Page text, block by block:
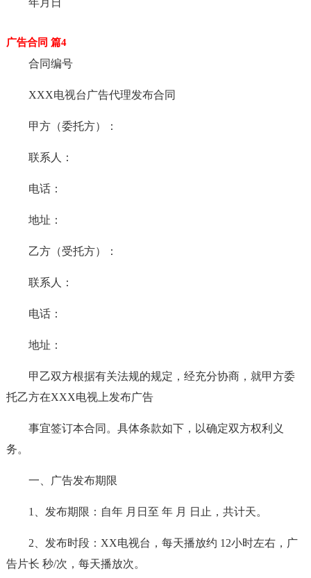
年月日
广告合同 篇4
合同编号
XXX电视台广告代理发布合同
甲方（委托方）：
联系人：
电话：
地址：
乙方（受托方）：
联系人：
电话：
地址：
甲乙双方根据有关法规的规定，经充分协商，就甲方委
托乙方在XXX电视上发布广告
事宜签订本合同。具体条款如下，以确定双方权利义
务。
一、广告发布期限
1、发布期限：自年 月日至 年 月 日止，共计天。
2、发布时段：XX电视台，每天播放约 12小时左右，广
告片长 秒/次，每天播放次。